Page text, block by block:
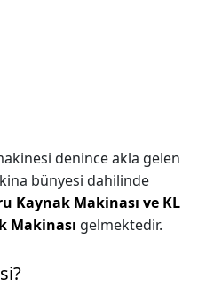
denince akla gelen
bünyesi dahilinde
Kaynak Makinası ve KL
Makinası gelmektedir.